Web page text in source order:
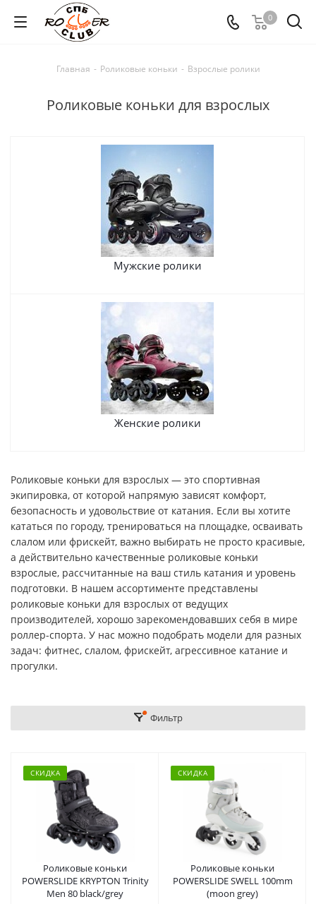
0
Главная - Роликовые коньки - Взрослые ролики
Роликовые коньки для взрослых
Мужские ролики
Женские ролики
Роликовые коньки для взрослых — это спортивная
экипировка, от которой напрямую зависят комфорт,
безопасность и удовольствие от катания. Если вы хотите
кататься по городу, тренироваться на площадке, осваивать
слалом или фрискейт, важно выбирать не просто красивые,
а действительно качественные роликовые коньки
взрослые, рассчитанные на ваш стиль катания и уровень
подготовки. В нашем ассортименте представлены
роликовые коньки для взрослых от ведущих
производителей, хорошо зарекомендовавших себя в мире
роллер-спорта. У нас можно подобрать модели для разных
задач: фитнес, слалом, фрискейт, агрессивное катание и
прогулки.
Фильтр
СКИДКА
Роликовые коньки
POWERSLIDE KRYPTON Trinity
Men 80 black/grey
СКИДКА
Роликовые коньки
POWERSLIDE SWELL 100mm
(moon grey)